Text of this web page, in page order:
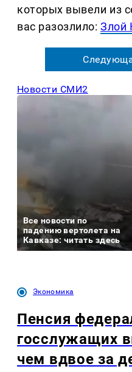
которых вывели из
вас разозлило:Злой
Новости СМИ2
Все новости по
падению вертолета на
Кавказе: читать здесь
Экономика
Пенсия
госслужащих
чем вдвое за